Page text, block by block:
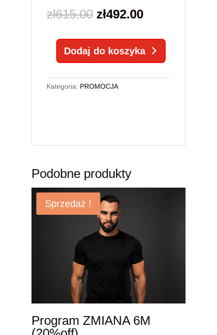
zł615.00 Pierwotna
wynosiła:
zł492.00Aktualna
wynosi:
Program
1M
(-20%)
Dodaj do koszyka
Kategoria: PROMOCJA
Podobne produkty
Sprzedaż !
Program ZMIANA 6M